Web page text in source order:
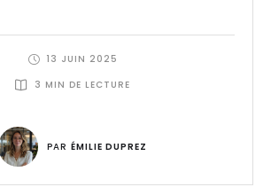
13 JUIN 2025
3 MIN DE LECTURE
PAR ÉMILIE DUPREZ